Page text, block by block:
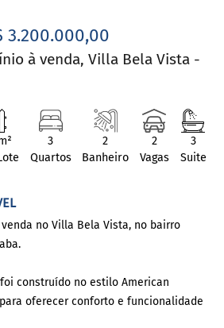
3.200.000,00
à venda, Villa Bela Vista -
3
Quartos
2
Banheiro
2
Vagas
3
Suite
no Villa Bela Vista, no bairro
construído no estilo American
oferecer conforto e funcionalidade